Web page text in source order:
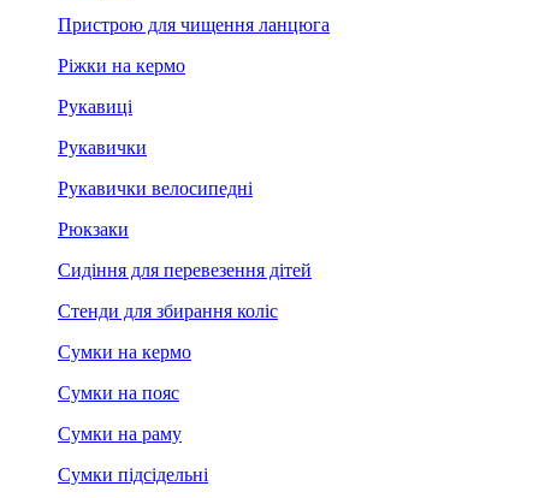
Пристрою для чищення ланцюга
Ріжки на кермо
Рукавиці
Рукавички
Рукавички велосипедні
Рюкзаки
Сидіння для перевезення дітей
Стенди для збирання коліс
Сумки на кермо
Сумки на пояс
Сумки на раму
Сумки підсідельні